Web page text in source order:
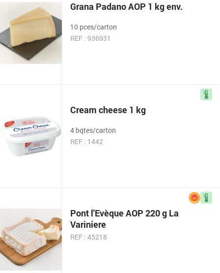
Grana Padano AOP 1 kg env.
10 pces/carton
REF : 936931
Cream cheese 1 kg
4 bqtes/carton
REF : 1442
Pont l'Evèque AOP 220 g La
Variniere
REF : 45218